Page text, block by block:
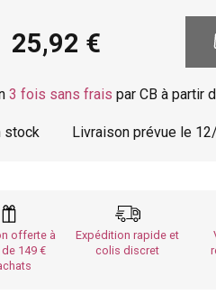
25,92
3 fois sans frais par CB à partir
stock Livraison prévue le
offerte à
de 149
Expédition rapide et
colis discret